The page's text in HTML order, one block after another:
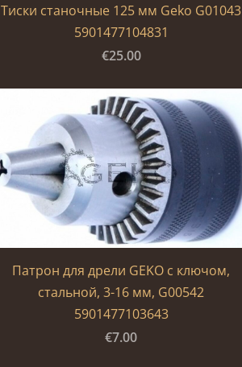
Тиски станочные 125 мм Geko G01043
5901477104831
€25.00
Патрон для дрели GEKO с ключом,
стальной, 3-16 мм, G00542
5901477103643
€7.00